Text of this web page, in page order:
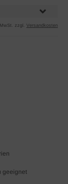
zzgl. Versandkosten
geeignet